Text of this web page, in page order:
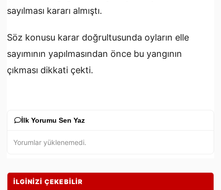
sayılması kararı almıştı.
Söz konusu karar doğrultusunda oyların elle
sayımının yapılmasından önce bu yangının
çıkması dikkati çekti.
İlk Yorumu Sen Yaz
Yorumlar yüklenemedi.
İLGİNİZİ ÇEKEBİLİR